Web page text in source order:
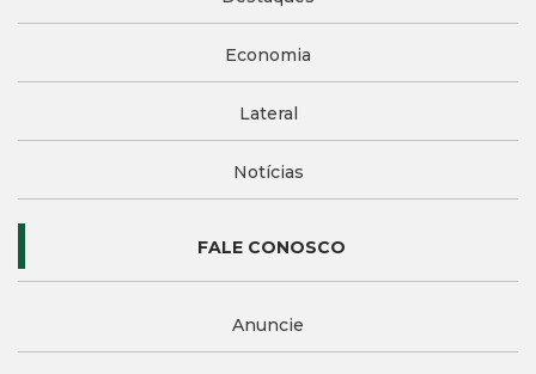
Economia
Lateral
Notícias
FALE CONOSCO
Anuncie